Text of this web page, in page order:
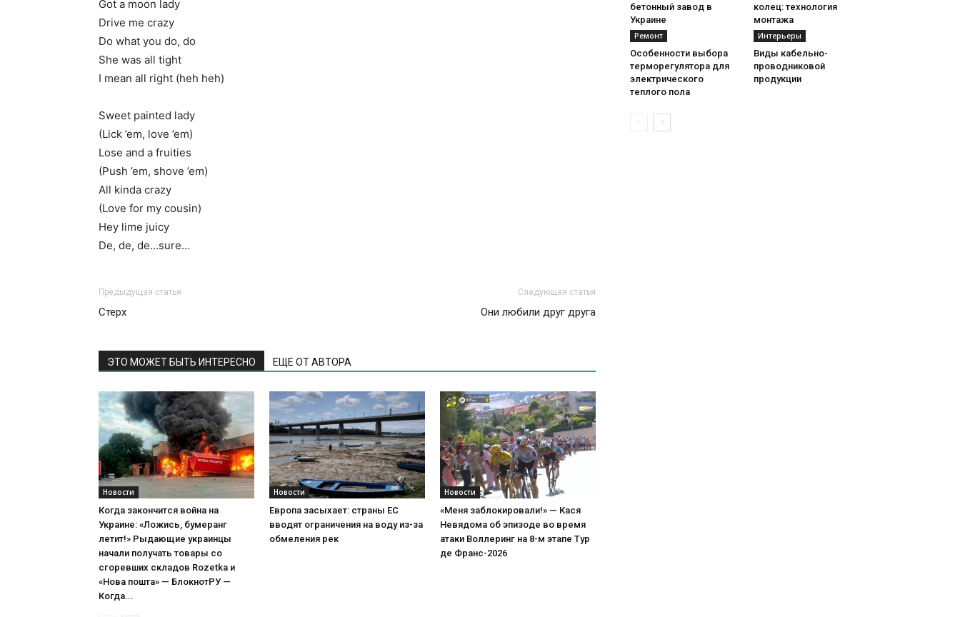
Got a moon lady
Drive me crazy
Do what you do, do
She was all tight
I mean all right (heh heh)
Sweet painted lady
(Lick ’em, love ’em)
Lose and a fruities
(Push ’em, shove ’em)
All kinda crazy
(Love for my cousin)
Hey lime juicy
De, de, de…sure…
Предыдущая статья
Стерх
Следующая статья
Они любили друг друга
ЭТО МОЖЕТ БЫТЬ ИНТЕРЕСНО ЕЩЕ ОТ АВТОРА
Новости
Когда закончится война на
Украине: «Ложись, бумеранг
летит!» Рыдающие украинцы
начали получать товары со
сгоревших складов Rozetka и
«Нова пошта» — БлокнотРУ —
Когда...
Новости
Европа засыхает: страны ЕС
вводят ограничения на воду из-за
обмеления рек
Новости
«Меня заблокировали!» — Кася
Невядома об эпизоде во время
атаки Воллеринг на 8-м этапе Тур
де Франс-2026
бетонный завод в
Украине
колец: технология
монтажа
Ремонт
Особенности выбора
терморегулятора для
электрического
теплого пола
Интерьеры
Виды кабельно-
проводниковой
продукции